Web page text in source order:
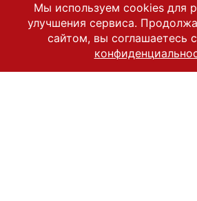
Мы используем cookies для
улучшения сервиса.
сайтом, вы соглашаетесь с